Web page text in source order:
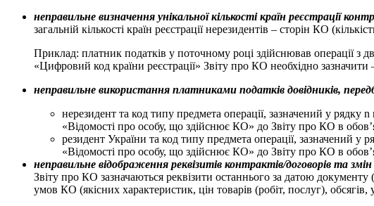
неправильне визначення унікальної кількості країн реєстрації
загальній кількості країн реєстрації нерезидентів – сторін КО
Приклад: платник податків у поточному році здійснював операції з
«Цифровий код країни реєстрації» Звіту про КО необхідно зазначити
неправильне використання платниками податків довідників,
нерезидент та код типу предмета операції, зазначений у
«Відомості про особу, що здійснює КО» до Звіту про КО в
резидент України та код типу предмета операції, зазначений
«Відомості про особу, що здійснює КО» до Звіту про КО в
неправильне відображення реквізитів контрактів/договорів та
Звіту про КО зазначаються реквізити останнього за датою
умов КО (якісних характеристик, цін товарів (робіт, послуг),